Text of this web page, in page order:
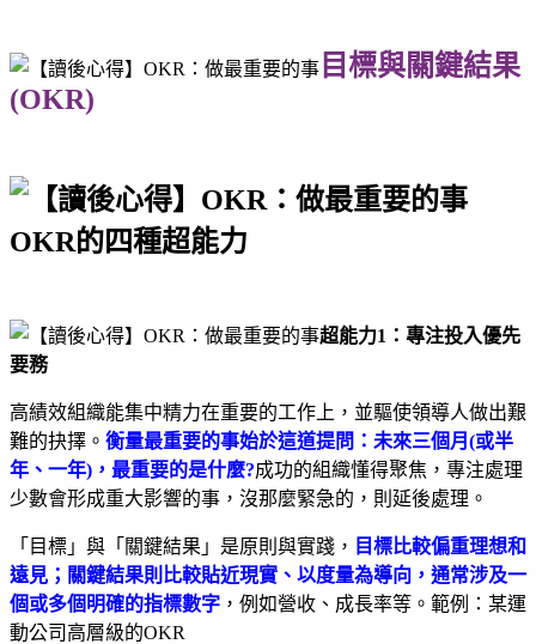
目標與關鍵結果
(OKR)
OKR的四種超能力
超能力1：專注投入優先
要務
高績效組織能集中精力在重要的工作上，並驅使領導人做出艱
難的抉擇。 衡量最重要的事始於這道提問：未來三個月(或半
年、一年)，最重要的是什麼?成功的組織懂得聚焦，專注處理
少數會形成重大影響的事，沒那麼緊急的，則延後處理。
「目標」與「關鍵結果」是原則與實踐， 目標比較偏重理想和
遠見；關鍵結果則比較貼近現實、以度量為導向，通常涉及一
個或多個明確的指標數字 ，例如營收、成長率等。範例：某運
動公司高層級的OKR